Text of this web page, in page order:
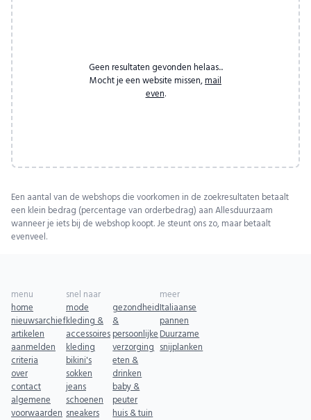
Geen resultaten gevonden helaas...
Mocht je een website missen, mail
even.
Een aantal van de webshops die voorkomen in de zoekresultaten betaalt
een klein bedrag (percentage van orderbedrag) aan Allesduurzaam
wanneer je iets bij de webshop koopt. Je steunt ons zo, maar betaalt
evenveel.
menu
home
nieuwsarchief
artikelen
aanmelden
criteria
over
contact
algemene
voorwaarden
snel naar
mode
kleding &
accessoires
kleding
bikini's
sokken
jeans
schoenen
sneakers
gezondheid
&
persoonlijke
verzorging
eten &
drinken
baby &
peuter
huis & tuin
meer
Italiaanse
pannen
Duurzame
snijplanken